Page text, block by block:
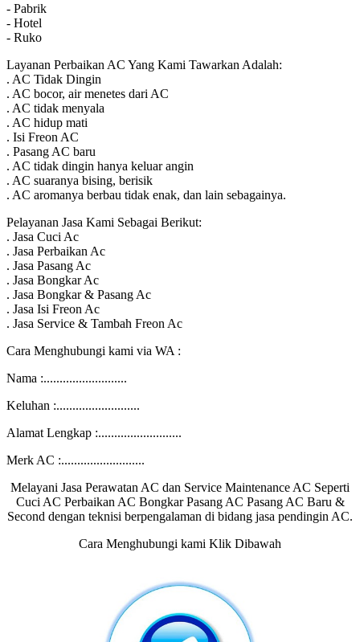
- Pabrik
- Hotel
- Ruko
Layanan Perbaikan AC Yang Kami Tawarkan Adalah:
. AC Tidak Dingin
. AC bocor, air menetes dari AC
. AC tidak menyala
. AC hidup mati
. Isi Freon AC
. Pasang AC baru
. AC tidak dingin hanya keluar angin
. AC suaranya bising, berisik
. AC aromanya berbau tidak enak, dan lain sebagainya.
Pelayanan Jasa Kami Sebagai Berikut:
. Jasa Cuci Ac
. Jasa Perbaikan Ac
. Jasa Pasang Ac
. Jasa Bongkar Ac
. Jasa Bongkar & Pasang Ac
. Jasa Isi Freon Ac
. Jasa Service & Tambah Freon Ac
Cara Menghubungi kami via WA :
Nama :..........................
Keluhan :..........................
Alamat Lengkap :..........................
Merk AC :..........................
Melayani Jasa Perawatan AC dan Service Maintenance AC Seperti
Cuci AC Perbaikan AC Bongkar Pasang AC Pasang AC Baru &
Second dengan teknisi berpengalaman di bidang jasa pendingin AC.
Cara Menghubungi kami Klik Dibawah